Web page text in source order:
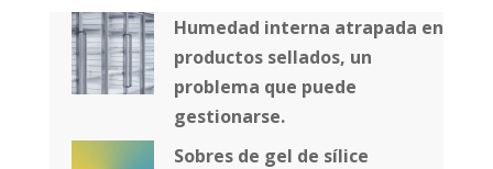
Humedad interna atrapada en
productos sellados, un
problema que puede
gestionarse.
Sobres de gel de sílice